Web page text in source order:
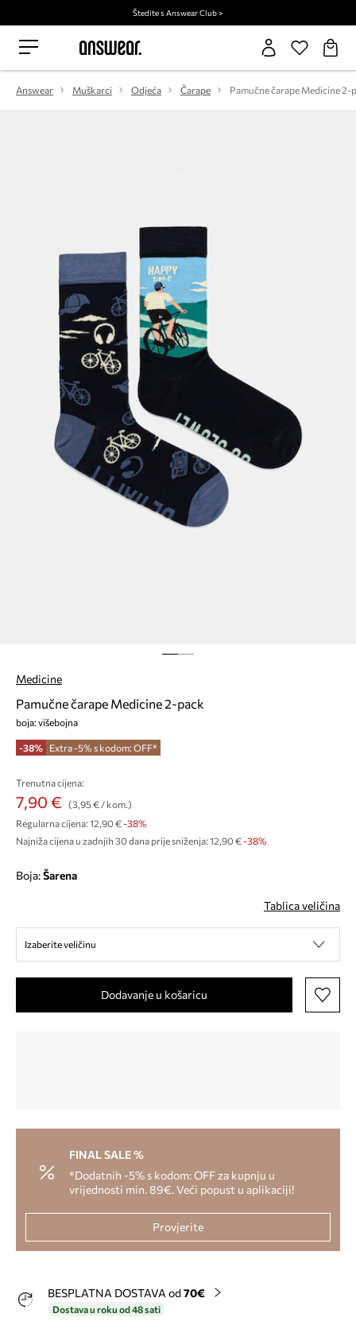
Štedite s Answear Club >
Answear Muškarci Odjeća Čarape Pamučne čarape Medicine 2-
Medicine
Pamučne čarape Medicine 2-pack
boja: višebojna
-38% Extra -5% s kodom: OFF*
Trenutna cijena:
7,90 €
(3,95 € / kom.)
Regularna cijena: 12,90 €-38%
Najniža cijena u zadnjih 30 dana prije sniženja: 12,90 € -38%
Boja: šarena
Tablica veličina
Izaberite veličinu
Dodavanje u košaricu
FINAL SALE %
*Dodatnih -5% s kodom: OFF za kupnju u
vrijednosti min. 89€. Veći popust u aplikaciji!
Provjerite
BESPLATNA DOSTAVA od 70€
Dostava u roku od 48 sati